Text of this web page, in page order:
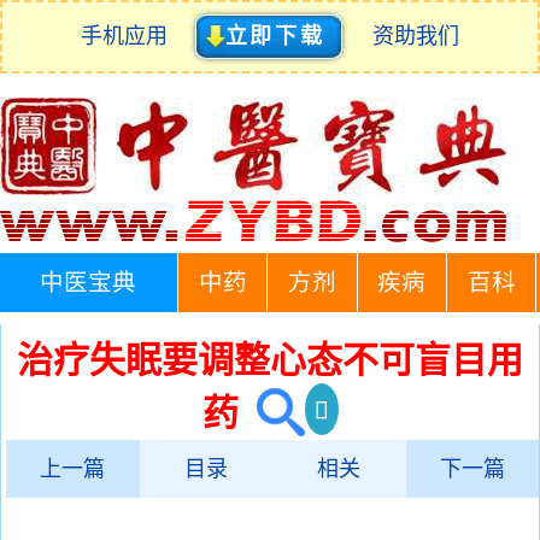
手机应用 立即下载 资助我们
中医宝典 中药 方剂 疾病 百科
治疗失眠要调整心态不可盲目用
药
上一篇 目录 相关 下一篇